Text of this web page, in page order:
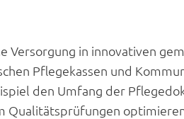
Versorgung in innovativen
Pflegekassen und
den Umfang der
Qualitätsprüfungen